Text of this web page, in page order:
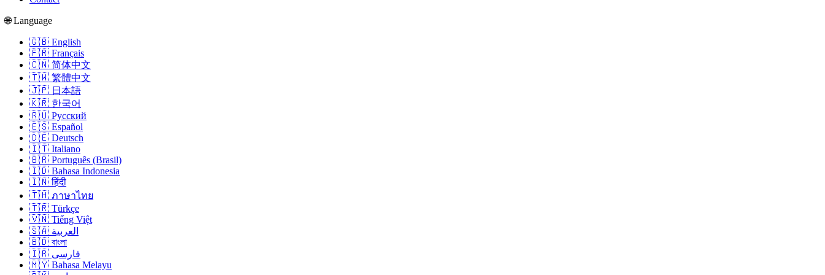
🌐 Language
🇬🇧 English
🇫🇷 Français
🇨🇳 简体中文
🇹🇼 繁體中文
🇯🇵 日本語
🇰🇷 한국어
🇷🇺 Русский
🇪🇸 Español
🇩🇪 Deutsch
🇮🇹 Italiano
🇧🇷 Português (Brasil)
🇮🇩 Bahasa Indonesia
🇮🇳 हिंदी
🇹🇭 ภาษาไทย
🇹🇷 Türkçe
🇻🇳 Tiếng Việt
🇸🇦 العربية
🇧🇩 বাংলা
🇮🇷 فارسی
🇲🇾 Bahasa Melayu